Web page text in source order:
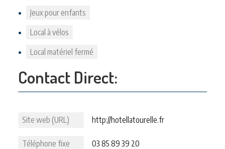
Jeux pour enfants
Local à vélos
Local matériel fermé
Contact Direct:
Site web (URL) http://hotellatourelle.fr
Téléphone fixe 03 85 89 39 20